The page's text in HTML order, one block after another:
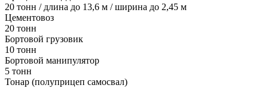
20 тонн / длина до 13,6 м / ширина до 2,45 м
Цементовоз
20 тонн
Бортовой грузовик
10 тонн
Бортовой манипулятор
5 тонн
Тонар (полуприцеп самосвал)